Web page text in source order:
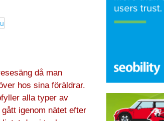
då man
hos sina föräldrar.
alla typer av
igenom nätet efter